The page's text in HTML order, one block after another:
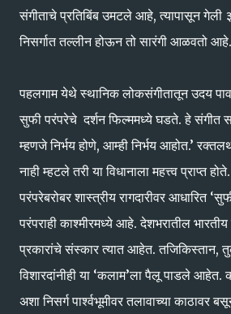
संगीताचे प्रतिबिंब उमटले आहे, त्यापासून गेली
निसर्गात तल्लीन होऊन तो सारंगी आळवतो आहे.
पहलगाम येथे स्थानिक लोकसंगीतातून उदय
सुफी परंपरेचे दर्शन फिल्ममध्ये घडते. हे संगीत
म्हणजे निर्भय होणे, आम्ही निर्भय आहोत.’
नाही म्हटले तरी या विधानाला महत्त्व प्राप्त
परंपरेबरोबर शास्त्रीय रागदारीवर आधारित
परंपराही काश्मीरमध्ये आहे. देशभरातील भारतीय
प्रकारांचे संस्कार त्यात आहेत. तजिकिस्तान,
विशारदांनीही या ‘कलाम’ला पैलू पाडले
अशा निसर्ग पार्श्‍वभूमीवर तलावाच्या काठावर